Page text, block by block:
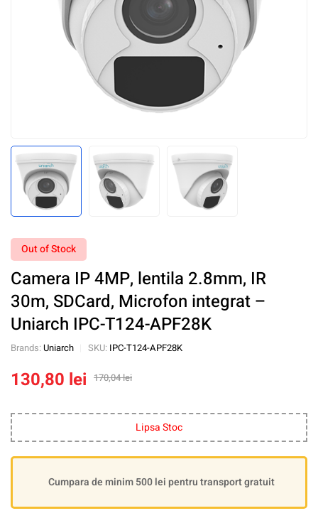
Out of Stock
Camera IP 4MP, lentila 2.8mm, IR
30m, SDCard, Microfon integrat –
Uniarch IPC-T124-APF28K
Brands: Uniarch SKU: IPC-T124-APF28K
170,04lei
130,80 lei
Lipsa Stoc
Cumpara de minim 500 lei pentru transport gratuit